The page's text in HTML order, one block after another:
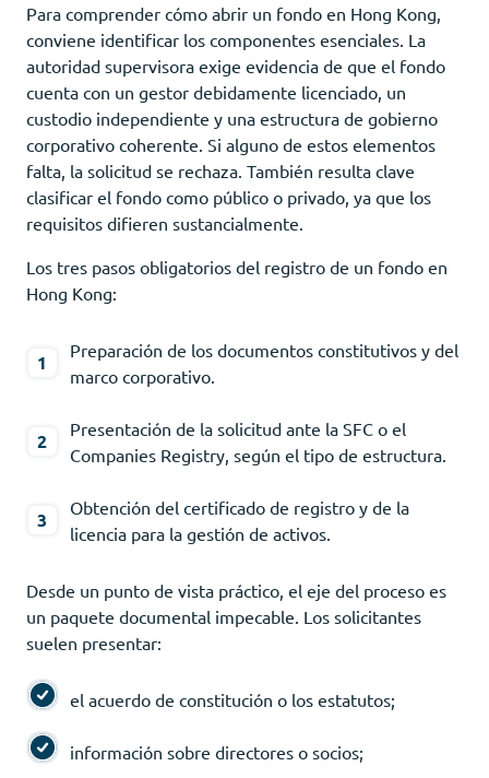
Para comprender cómo abrir un fondo en Hong Kong,
conviene identificar los componentes esenciales. La
autoridad supervisora exige evidencia de que el fondo
cuenta con un gestor debidamente licenciado, un
custodio independiente y una estructura de gobierno
corporativo coherente. Si alguno de estos elementos
falta, la solicitud se rechaza. También resulta clave
clasificar el fondo como público o privado, ya que los
requisitos difieren sustancialmente.
Los tres pasos obligatorios del registro de un fondo en
Hong Kong:
Preparación de los documentos constitutivos y del
marco corporativo.
Presentación de la solicitud ante la SFC o el
Companies Registry, según el tipo de estructura.
Obtención del certificado de registro y de la
licencia para la gestión de activos.
Desde un punto de vista práctico, el eje del proceso es
un paquete documental impecable. Los solicitantes
suelen presentar:
el acuerdo de constitución o los estatutos;
información sobre directores o socios;